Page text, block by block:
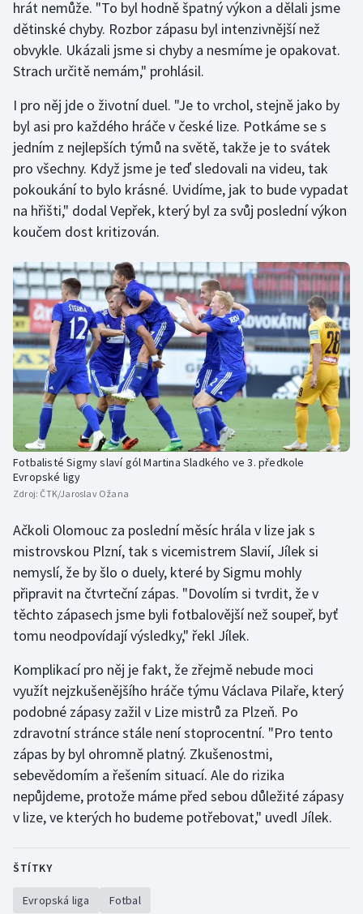
hrát nemůže. "To byl hodně špatný výkon a dělali jsme
dětinské chyby. Rozbor zápasu byl intenzivnější než
obvykle. Ukázali jsme si chyby a nesmíme je opakovat.
Strach určitě nemám," prohlásil.
I pro něj jde o životní duel. "Je to vrchol, stejně jako by
byl asi pro každého hráče v české lize. Potkáme se s
jedním z nejlepších týmů na světě, takže je to svátek
pro všechny. Když jsme je teď sledovali na videu, tak
pokoukání to bylo krásné. Uvidíme, jak to bude vypadat
na hřišti," dodal Vepřek, který byl za svůj poslední výkon
koučem dost kritizován.
Fotbalisté Sigmy slaví gól Martina Sladkého ve 3. předkole
Evropské ligy
Zdroj: ČTK/Jaroslav Ožana
Ačkoli Olomouc za poslední měsíc hrála v lize jak s
mistrovskou Plzní, tak s vicemistrem Slavií, Jílek si
nemyslí, že by šlo o duely, které by Sigmu mohly
připravit na čtvrteční zápas. "Dovolím si tvrdit, že v
těchto zápasech jsme byli fotbalovější než soupeř, byť
tomu neodpovídají výsledky," řekl Jílek.
Komplikací pro něj je fakt, že zřejmě nebude moci
využít nejzkušenějšího hráče týmu Václava Pilaře, který
podobné zápasy zažil v Lize mistrů za Plzeň. Po
zdravotní stránce stále není stoprocentní. "Pro tento
zápas by byl ohromně platný. Zkušenostmi,
sebevědomím a řešením situací. Ale do rizika
nepůjdeme, protože máme před sebou důležité zápasy
v lize, ve kterých ho budeme potřebovat," uvedl Jílek.
ŠTÍTKY
Evropská liga Fotbal